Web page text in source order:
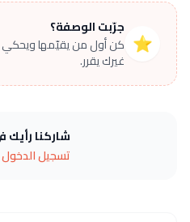
⭐
جرّبت الوصفة؟
كن أول من يقيّمها ويحكي
غيرك يقرر.
شاركنا
تسجيل الدخول